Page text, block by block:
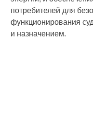
потребителей для
функционирования
и назначением.